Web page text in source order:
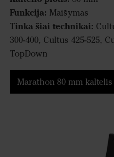
Funkcija: Maišymas
Tinka šiai technikai:
300-400, Cultus 425-525,
TopDown
Marathon 80 mm kaltelis